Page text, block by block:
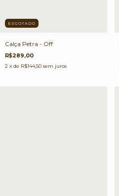
ESGOTADO
Calça Petra - Off
R$289,00
2 x de R$144,50 sem juros